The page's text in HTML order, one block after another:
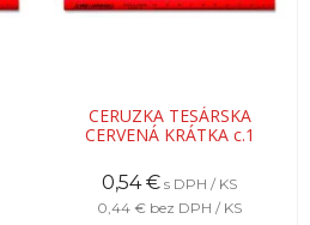
CERUZKA TESÁRSKA
CERVENÁ KRÁTKA c.1
0,54 € s DPH / KS
0,44 € bez DPH / KS